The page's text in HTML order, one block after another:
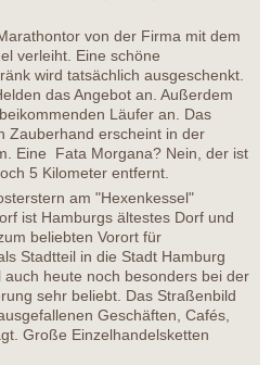
von der Firma mit dem
verleiht. Eine schöne
wird tatsächlich ausgeschenkt.
das Angebot an. Außerdem
Läufer an. Das
Zauberhand erscheint in der
Eine Fata Morgana? Nein, der ist
5 Kilometer entfernt.
am "Hexenkessel"
ist Hamburgs ältestes Dorf und
beliebten Vorort für
Stadtteil in die Stadt Hamburg
heute noch besonders bei der
sehr beliebt. Das Straßenbild
Geschäften, Cafés,
Große Einzelhandelsketten